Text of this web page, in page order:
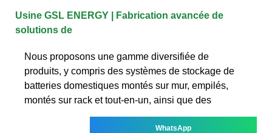
Usine GSL ENERGY | Fabrication avancée de
solutions de
Nous proposons une gamme diversifiée de
produits, y compris des systèmes de stockage de
batteries domestiques montés sur mur, empilés,
montés sur rack et tout-en-un, ainsi que des
WhatsApp